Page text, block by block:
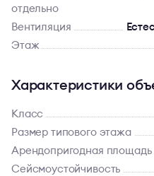
отдельно
Вентиляция
Этаж
Характеристики
Класс
Размер типового этажа
Арендопригодная площадь
Сейсмоустойчивость